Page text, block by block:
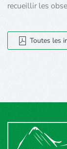
recueillir les
Toutes les